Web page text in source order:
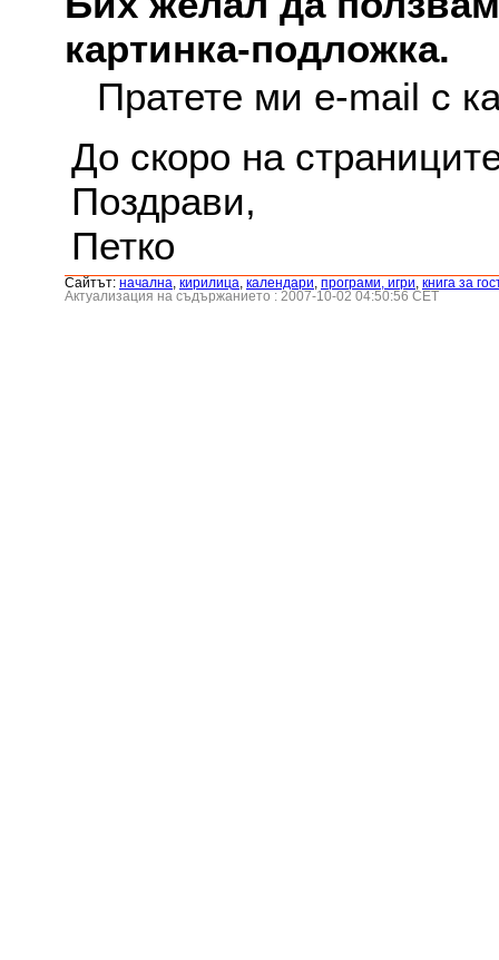
картинка-подложка.
Пратете ми e-mail с
До скоро на
Поздрави,
Петко
Сайтът: началнa кирилица календари програми, игри книга за
Актуализация на съдържанието : 2007-10-02 04:50:56 CET